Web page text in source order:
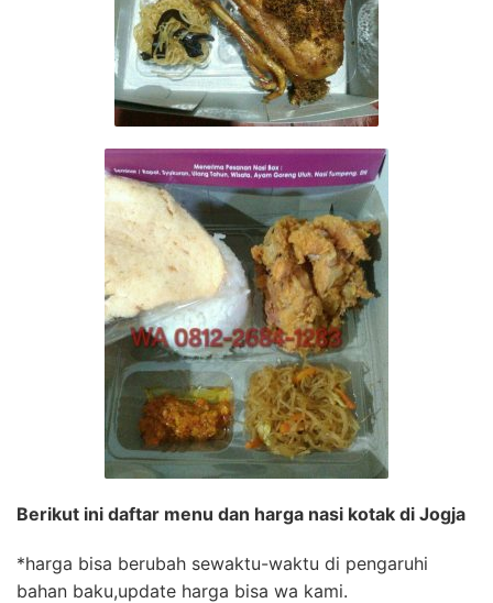
Berikut ini daftar menu dan harga nasi kotak di Jogja
*harga bisa berubah sewaktu-waktu di pengaruhi
bahan baku,update harga bisa wa kami.